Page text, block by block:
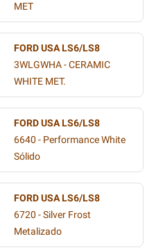
MET
FORD USA LS6/LS8
3WLGWHA - CERAMIC
WHITE MET.
FORD USA LS6/LS8
6640 - Performance White
Sólido
FORD USA LS6/LS8
6720 - Silver Frost
Metalizado